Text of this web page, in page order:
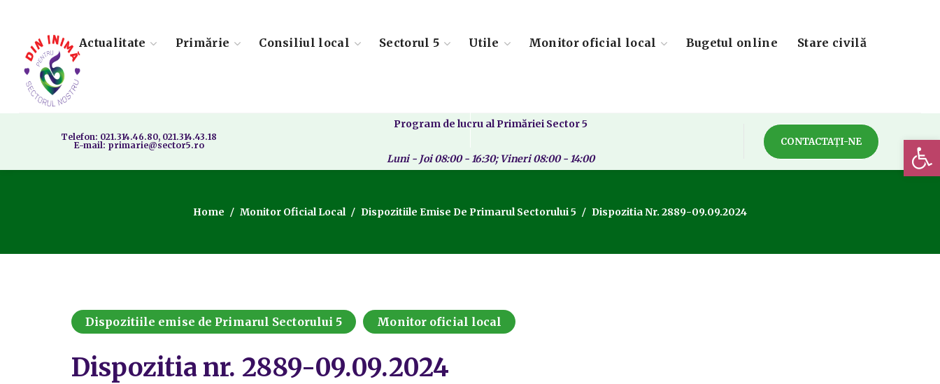
Actualitate Primărie Consiliul local Sectorul 5 Utile Monitor oficial local Bugetul online Stare civilă
Telefon: 021.314.46.80, 021.314.43.18
E-mail: primarie@sector5.ro
Program de lucru al Primăriei Sector 5
Luni - Joi 08:00 - 16:30; Vineri 08:00 - 14:00
CONTACTAȚI-NE
Home Monitor Oficial Local Dispozitiile Emise De Primarul Sectorului 5 Dispozitia Nr. 2889-09.09.2024
Dispozitiile emise de Primarul Sectorului 5 Monitor oficial local
Dispozitia nr. 2889-09.09.2024